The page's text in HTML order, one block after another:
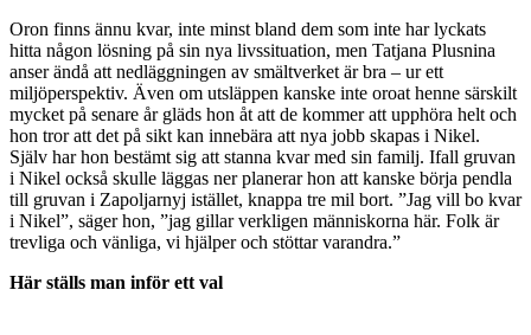
Oron finns ännu kvar, inte minst bland dem som inte har lyckats
hitta någon lösning på sin nya livssituation, men Tatjana Plusnina
anser ändå att nedläggningen av smältverket är bra – ur ett
miljöperspektiv. Även om utsläppen kanske inte oroat henne särskilt
mycket på senare år gläds hon åt att de kommer att upphöra helt och
hon tror att det på sikt kan innebära att nya jobb skapas i Nikel.
Själv har hon bestämt sig att stanna kvar med sin familj. Ifall gruvan
i Nikel också skulle läggas ner planerar hon att kanske börja pendla
till gruvan i Zapoljarnyj istället, knappa tre mil bort. ”Jag vill bo kvar
i Nikel”, säger hon, ”jag gillar verkligen människorna här. Folk är
trevliga och vänliga, vi hjälper och stöttar varandra.”
Här ställs man inför ett val